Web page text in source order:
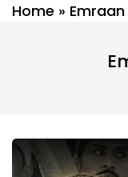
Home »